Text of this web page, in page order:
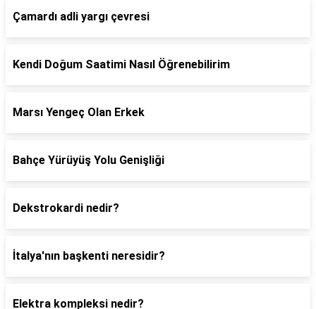
Çamardı adli yargı çevresi
Kendi Doğum Saatimi Nasıl Öğrenebilirim
Marsı Yengeç Olan Erkek
Bahçe Yürüyüş Yolu Genişliği
Dekstrokardi nedir?
İtalya'nın başkenti neresidir?
Elektra kompleksi nedir?